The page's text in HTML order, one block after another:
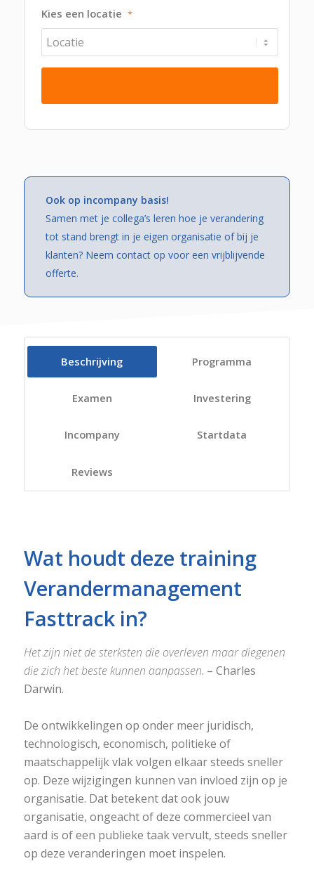
Kies een locatie *
Ook op incompany basis!
Samen met je collega’s leren hoe je verandering
tot stand brengt in je eigen organisatie of bij je
klanten? Neem contact op voor een vrijblijvende
offerte.
Beschrijving Programma
Examen Investering
Incompany Startdata
Reviews
Wat houdt deze training
Verandermanagement
Fasttrack in?
Het zijn niet de sterksten die overleven maar diegenen
die zich het beste kunnen aanpassen. – Charles
Darwin.
De ontwikkelingen op onder meer juridisch,
technologisch, economisch, politieke of
maatschappelijk vlak volgen elkaar steeds sneller
op. Deze wijzigingen kunnen van invloed zijn op je
organisatie. Dat betekent dat ook jouw
organisatie, ongeacht of deze commercieel van
aard is of een publieke taak vervult, steeds sneller
op deze veranderingen moet inspelen.